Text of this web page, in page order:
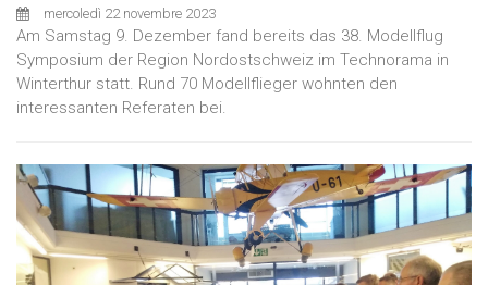
mercoledì 22 novembre 2023
Am Samstag 9. Dezember fand bereits das 38. Modellflug
Symposium der Region Nordostschweiz im Technorama in
Winterthur statt. Rund 70 Modellflieger wohnten den
interessanten Referaten bei.